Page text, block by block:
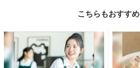
こちらもおすすめ